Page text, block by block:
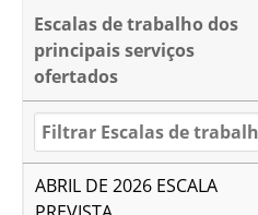
Escalas de trabalho dos
principais serviços
ofertados
ABRIL DE 2026 ESCALA